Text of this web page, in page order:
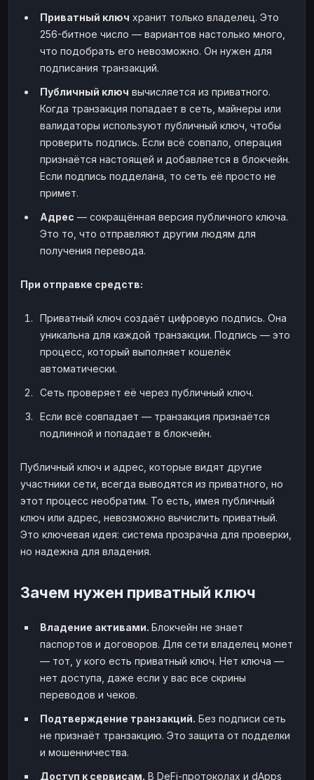
Приватный ключ хранит только владелец. Это
256-битное число — вариантов настолько много,
что подобрать его невозможно. Он нужен для
подписания транзакций.
Публичный ключ вычисляется из приватного.
Когда транзакция попадает в сеть, майнеры или
валидаторы используют публичный ключ, чтобы
проверить подпись. Если всё совпало, операция
признаётся настоящей и добавляется в блокчейн.
Если подпись подделана, то сеть её просто не
примет.
Адрес — сокращённая версия публичного ключа.
Это то, что отправляют другим людям для
получения перевода.
При отправке средств:
Приватный ключ создаёт цифровую подпись. Она
уникальна для каждой транзакции. Подпись — это
процесс, который выполняет кошелёк
автоматически.
Сеть проверяет её через публичный ключ.
Если всё совпадает — транзакция признаётся
подлинной и попадает в блокчейн.
Публичный ключ и адрес, которые видят другие
участники сети, всегда выводятся из приватного, но
этот процесс необратим. То есть, имея публичный
ключ или адрес, невозможно вычислить приватный.
Это ключевая идея: система прозрачна для проверки,
но надежна для владения.
Зачем нужен приватный ключ
Владение активами. Блокчейн не знает
паспортов и договоров. Для сети владелец монет
— тот, у кого есть приватный ключ. Нет ключа —
нет доступа, даже если у вас все скрины
переводов и чеков.
Подтверждение транзакций. Без подписи сеть
не признаёт транзакцию. Это защита от подделки
и мошенничества.
Доступ к сервисам. В DeFi-протоколах и dApps